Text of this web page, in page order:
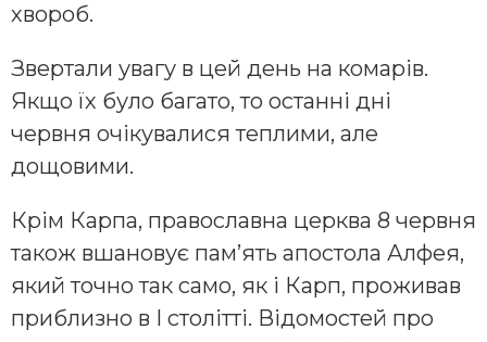
хвороб.
Звертали увагу в цей день на комарів.
Якщо їх було багато, то останні дні
червня очікувалися теплими, але
дощовими.
Крім Карпа, православна церква 8 червня
також вшановує пам’ять апостола Алфея,
який точно так само, як і Карп, проживав
приблизно в I столітті. Відомостей про